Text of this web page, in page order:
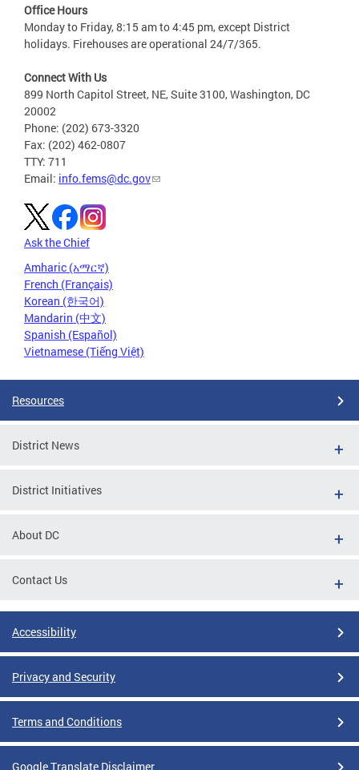
Office Hours
Monday to Friday, 8:15 am to 4:45 pm, except District
holidays. Firehouses are operational 24/7/365.
Connect With Us
899 North Capitol Street, NE, Suite 3100, Washington, DC
20002
Phone: (202) 673-3320
Fax: (202) 462-0807
TTY: 711
Email: info.fems@dc.gov
Ask the Chief
Amharic (አማርኛ)
French (Français)
Korean (한국어)
Mandarin (中文)
Spanish (Español)
Vietnamese (Tiếng Việt)
Resources
District News
District Initiatives
About DC
Contact Us
Accessibility
Privacy and Security
Terms and Conditions
Google Translate Disclaimer